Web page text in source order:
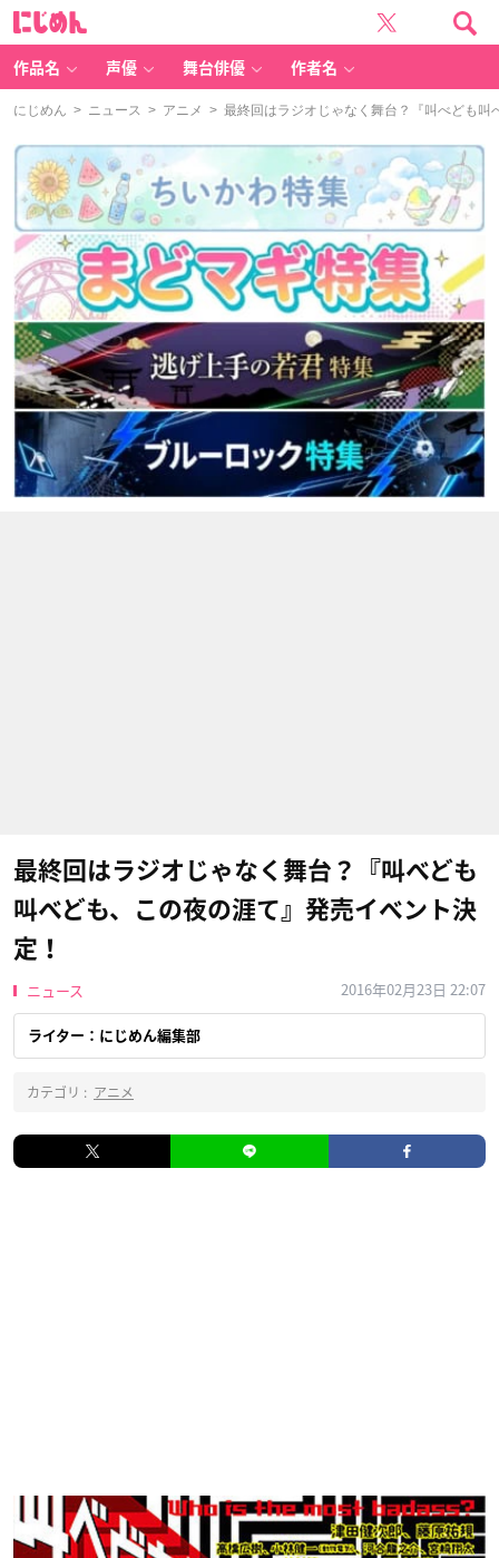
作品名 声優 舞台俳優 作者名
にじめん > ニュース > アニメ > 最終回はラジオじゃなく舞台？『叫べども叫
最終回はラジオじゃなく舞台？『叫べども
叫べども、この夜の涯て』発売イベント決
定！
ニュース 2016年02月23日 22:07
ライター：にじめん編集部
カテゴリ : アニメ